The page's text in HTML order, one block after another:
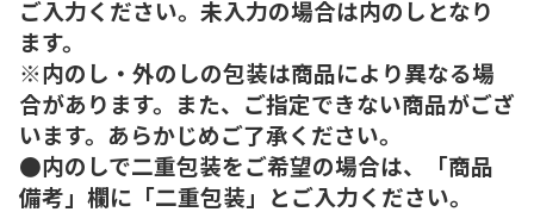
ご入力ください。未入力の場合は内のしとなり
ます。
※内のし・外のしの包装は商品により異なる場
合があります。また、ご指定できない商品がござ
います。あらかじめご了承ください。
●内のしで二重包装をご希望の場合は、「商品
備考」欄に「二重包装」とご入力ください。